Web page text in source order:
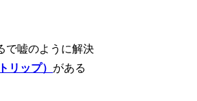
で嘘のように解決
リップ） がある